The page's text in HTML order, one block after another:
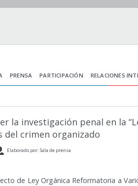
PRENSA PARTICIPACIÓN RELACIONES
la investigación penal en la
del crimen organizado
Elaborado por: Sala de prensa
de Ley Orgánica Reformatoria a